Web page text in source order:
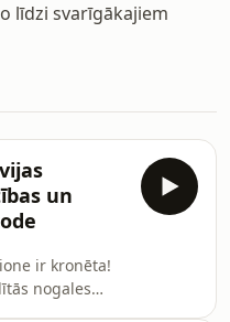
līdzi svarīgākajiem
un
ir kronēta!
nogales